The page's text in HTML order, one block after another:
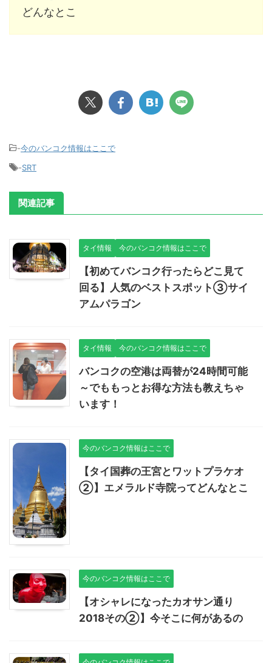
どんなとこ
-今のバンコク情報はここで
-SRT
関連記事
タイ情報 今のバンコク情報はここで
【初めてバンコク行ったらどこ見て
回る】人気のベストスポット③サイ
アムパラゴン
タイ情報 今のバンコク情報はここで
バンコクの空港は両替が24時間可能
～でももっとお得な方法も教えちゃ
います！
今のバンコク情報はここで
【タイ国葬の王宮とワットプラケオ
②】エメラルド寺院ってどんなとこ
今のバンコク情報はここで
【オシャレになったカオサン通り
2018その②】今そこに何があるの